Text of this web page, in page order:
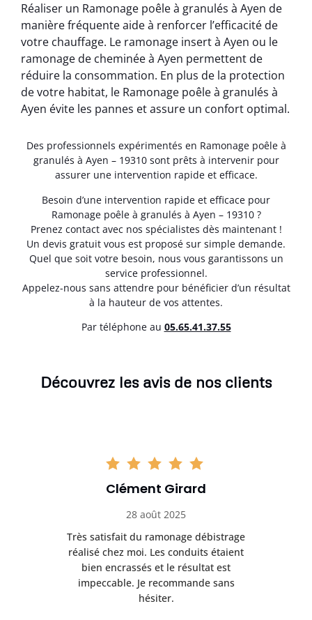
Réaliser un Ramonage poêle à granulés à Ayen de
manière fréquente aide à renforcer l’efficacité de
votre chauffage. Le ramonage insert à Ayen ou le
ramonage de cheminée à Ayen permettent de
réduire la consommation. En plus de la protection
de votre habitat, le Ramonage poêle à granulés à
Ayen évite les pannes et assure un confort optimal.
Des professionnels expérimentés en Ramonage poêle à
granulés à Ayen – 19310 sont prêts à intervenir pour
assurer une intervention rapide et efficace.
Besoin d’une intervention rapide et efficace pour
Ramonage poêle à granulés à Ayen – 19310 ?
Prenez contact avec nos spécialistes dès maintenant !
Un devis gratuit vous est proposé sur simple demande.
Quel que soit votre besoin, nous vous garantissons un
service professionnel.
Appelez-nous sans attendre pour bénéficier d’un résultat
à la hauteur de vos attentes.
Par téléphone au 05.65.41.37.55
Découvrez les avis de nos clients
Clément Girard
28 août 2025
Très satisfait du ramonage débistrage
réalisé chez moi. Les conduits étaient
bien encrassés et le résultat est
impeccable. Je recommande sans
hésiter.